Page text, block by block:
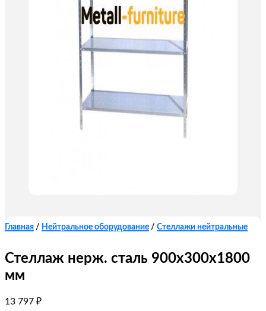
Главная / Нейтральное оборудование / Стеллажи нейтральные
Стеллаж нерж. сталь 900х300х1800
мм
13 797 ₽